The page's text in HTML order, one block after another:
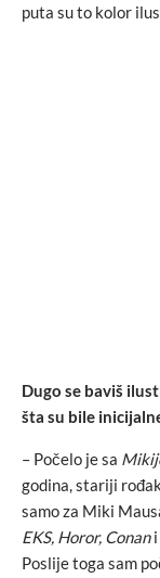
puta su to kolor
Dugo se baviš
šta su bile
– Počelo je sa
godina, stariji
samo za Miki
EKS, Horor, Conani
Poslije toga sam